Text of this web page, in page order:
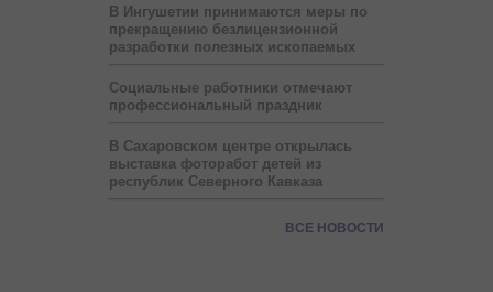
В Ингушетии принимаются меры по
прекращению безлицензионной
разработки полезных ископаемых
Социальные работники отмечают
профессиональный праздник
В Сахаровском центре открылась
выставка фоторабот детей из
республик Северного Кавказа
ВСЕ НОВОСТИ